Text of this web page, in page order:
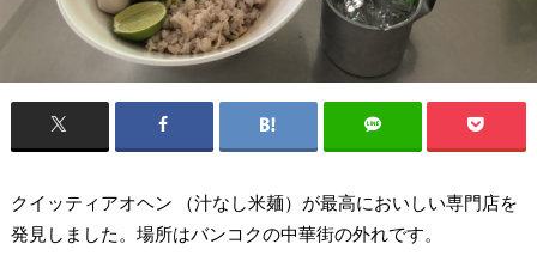
クイッティアオヘン （汁なし米麺）が最高においしい専門店を
発見しました。場所はバンコクの中華街の外れです。